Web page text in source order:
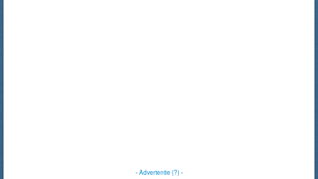
-Advertentie (?)-